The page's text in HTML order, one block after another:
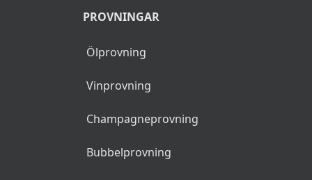
After work Stockholm
After work Göteborg